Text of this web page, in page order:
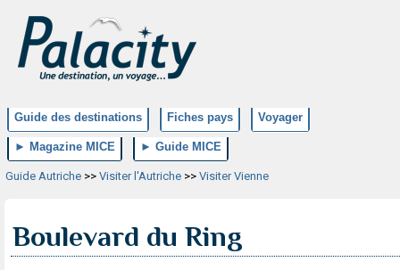
Guide des destinations Fiches pays Voyager
► Magazine MICE ► Guide MICE
Guide Autriche >> Visiter l'Autriche >> Visiter Vienne
Boulevard du Ring